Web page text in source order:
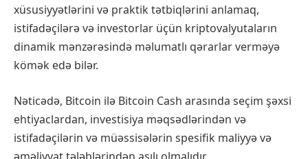
xüsusiyyətlərini və praktik tətbiqlərini anlamaq,
istifadəçilərə və investorlar üçün kriptovalyutaların
dinamik mənzərəsində məlumatlı qərarlar verməyə
kömək edə bilər.
Nəticədə, Bitcoin ilə Bitcoin Cash arasında seçim şəxsi
ehtiyaclardan, investisiya məqsədlərindən və
istifadəçilərin və müəssisələrin spesifik maliyyə və